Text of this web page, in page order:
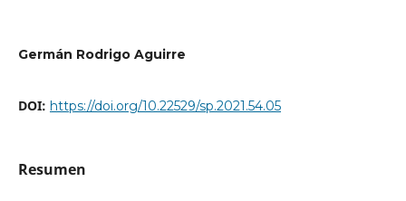
Germán Rodrigo Aguirre
DOI: https://doi.org/10.22529/sp.2021.54.05
Resumen